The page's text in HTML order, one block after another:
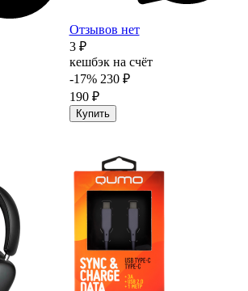
Отзывов нет
3 ₽
кешбэк на счёт
-17% 230 ₽
190 ₽
Купить